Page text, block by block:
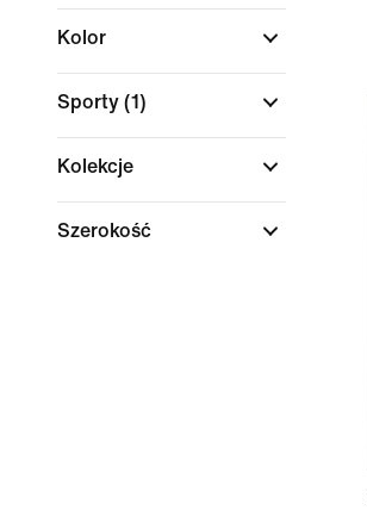
Kolor
Sporty (1)
Kolekcje
Szerokość